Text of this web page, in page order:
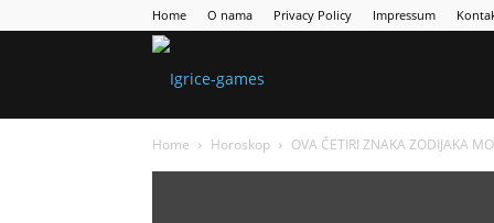
Home O nama Privacy Policy Impressum
Home Horoskop OVA ČETIRI ZNAKA ZODIJAKA